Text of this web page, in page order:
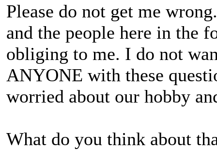
Please do not get me
and the people here in the
obliging to me. I do not
ANYONE with these
worried about our hobby
What do you think about